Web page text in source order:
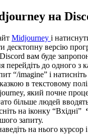
на
Midjourney і
десктопну версію
вам буде
до одного з
“/imagine” і
в текстовому
який почне
більше людей
на іконку “Вхідні”
запиту.
на нього курсор